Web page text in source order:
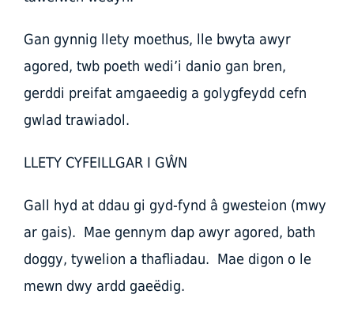
Gan gynnig llety moethus, lle bwyta awyr
agored, twb poeth wedi’i danio gan bren,
gerddi preifat amgaeedig a golygfeydd cefn
gwlad trawiadol.
LLETY CYFEILLGAR I GŴN
Gall hyd at ddau gi gyd-fynd â gwesteion (mwy
ar gais). Mae gennym dap awyr agored, bath
doggy, tywelion a thafliadau. Mae digon o le
mewn dwy ardd gaeëdig.